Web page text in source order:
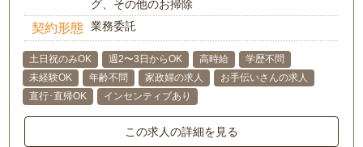
グ、その他のお掃除
契約形態 業務委託
土日祝のみOK 週2〜3日からOK 高時給
学歴不問
未経験OK
年齢不問 家政婦の求人
お手伝いさんの求人
直行･直帰OK
インセンティブあり
この求人の詳細を見る